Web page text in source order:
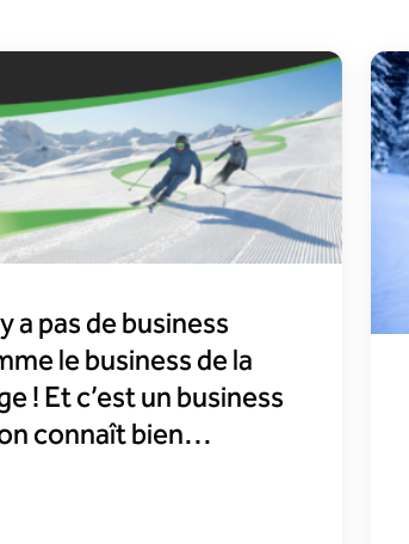
a pas de business
le business de la
! Et c’est un business
connaît bien…